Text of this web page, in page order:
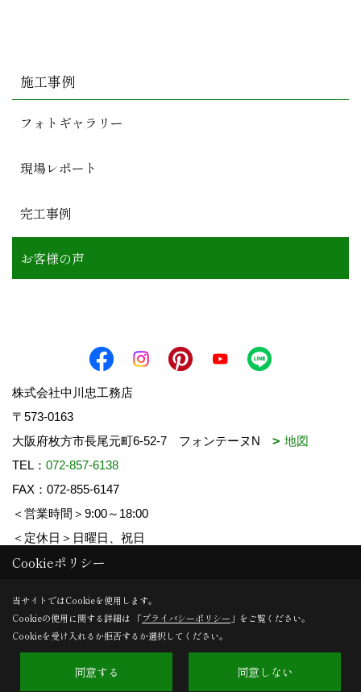
施工事例
フォトギャラリー
現場レポート
完工事例
お客様の声
株式会社中川忠工務店
〒573-0163
大阪府枚方市長尾元町6-52-7 フォンテーヌN
地図
TEL： 072-857-6138
FAX：072-855-6147
＜営業時間＞9:00～18:00
＜定休日＞日曜日、祝日
Copyright (c) 中川忠工務店. All Rights Reserved.
Produced byゴデスクリエイト
Cookieポリシー
当サイトではCookieを使用します。
Cookieの使用に関する詳細は 「プライバシーポリシー 」をご覧ください。
Cookieを受け入れるか拒否するか選択してください。
同意する 同意しない